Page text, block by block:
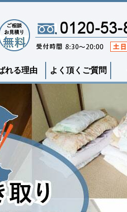
れる理由 よく頂くご質問